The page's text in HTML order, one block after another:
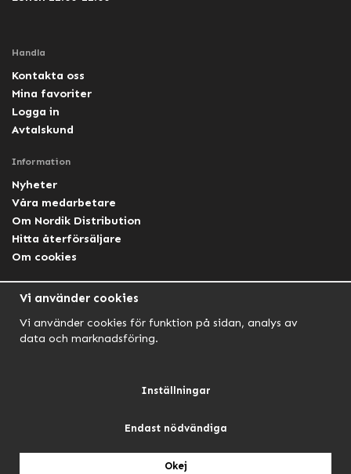
Handla
Kontakta oss
Mina favoriter
Logga in
Avtalskund
Information
Nyheter
Våra medarbetare
Om Nordik Distribution
Hitta återförsäljare
Om cookies
Facebook Lightforce Sweden
NORDIK AUTOMOTIVENORDIK HUNTNORDIK OUTDOOR
Vi använder cookies
Vi använder cookies för funktion på sidan, analys av
data och marknadsföring.
Inställningar
Endast nödvändiga
Okej